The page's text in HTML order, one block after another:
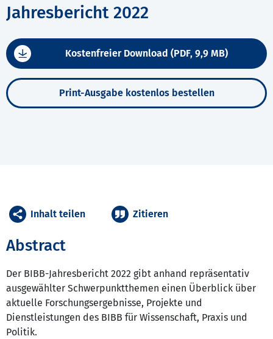
Jahresbericht 2022
Kostenfreier Download (PDF, 9,9 MB)
Print-Ausgabe kostenlos bestellen
Abstract
Der BIBB-Jahresbericht 2022 gibt anhand repräsentativ
ausgewählter Schwerpunktthemen einen Überblick über
aktuelle Forschungsergebnisse, Projekte und
Dienstleistungen des BIBB für Wissenschaft, Praxis und
Politik.
Inhalt teilen Zitieren